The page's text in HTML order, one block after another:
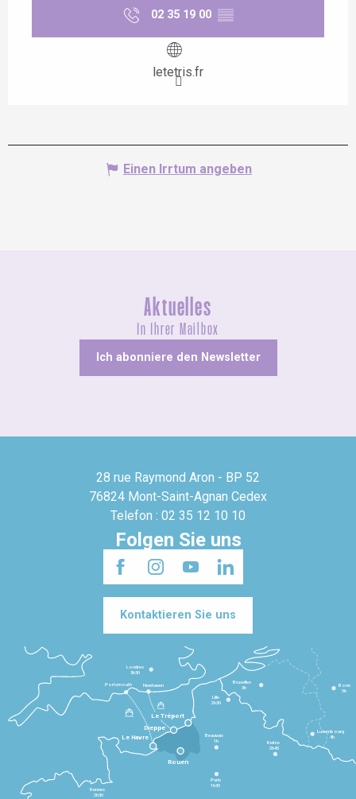
02 35 19 00 ▒▒
letetris.fr
Einen Irrtum angeben
Aktuelles
In Ihrer Mailbox
Ich abonniere den Newsletter
28 rue Raymond Aron - BP 52
76824 Mont-Saint-Agnan Cedex
Telefon : 02 35 12 10 10
Folgen Sie uns
Kontaktieren Sie uns
Le Havre
Dieppe
Le Tréport
Rennes
2h30
Paris
1h30
Beauvais
1h
Reims
2h45
Lille
2h30
Bruxelles
3h
Londres
3h30
Newhaven
Portsmouth
Bonn
5h
Luxembourg
4h
Rouen